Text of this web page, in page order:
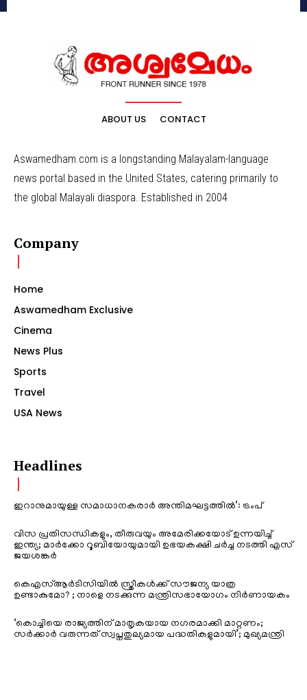
ABOUT US CONTACT
Aswamedham.com is a longstanding Malayalam-language
news portal based in the United States, catering primarily to
the global Malayali diaspora. Established in 2004
Company
Home
Aswamedham Exclusive
Cinema
News Plus
Sports
Travel
USA News
Headlines
ഇറാനുമായുള്ള സമാധാനകരാർ അന്തിമഘട്ടത്തിൽ‌’: ട്രംപ്
വിസ പ്രതിസന്ധികളും, തീരുവയും അമേരിക്കയോട് ഉന്നയിച്ച്
ഇന്ത്യ; മാർക്കോ റൂബിയോയുമായി ഉഭയകക്ഷി ചർച്ച നടത്തി എസ്
ജയശങ്കർ
കെഎസ്ആർടിസിയിൽ സ്ത്രീകൾക്ക് സൗജന്യ യാത്ര
ഉണ്ടാകുമോ? ; നാളെ നടക്കുന്ന മന്ത്രിസഭായോഗം നിർണായകം
‘കൊച്ചിയെ രാജ്യത്തിന് മാതൃകയായ നഗരമാക്കി മാറ്റണം;
സർക്കാർ വരുന്നത് സ്വപ്നതുല്യമായ പദ്ധതികളുമായി’; മുഖ്യമന്ത്രി